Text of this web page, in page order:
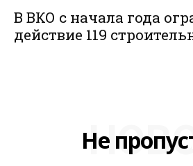
В ВКО с начала года
действие 119
Не